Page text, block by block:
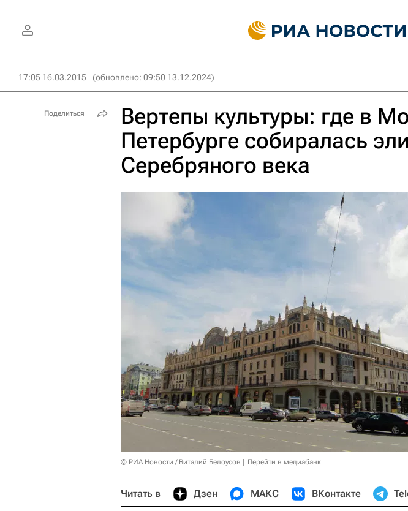
17:05 16.03.2015 (обновлено: 09:50 13.12.2024)
Вертепы культуры: где в
Петербурге собиралась
Серебряного века
© РИА Новости / Виталий Белоусов Перейти в медиабанк
Читать в Дзен МАКС ВКонтакте
Поделиться